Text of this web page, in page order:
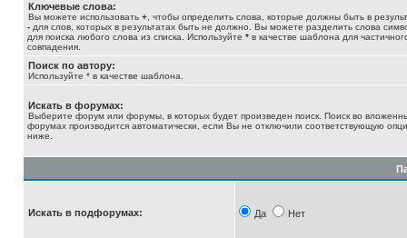
Ключевые слова:
Вы можете использовать + , чтобы определить слова, которые должны быть в
- для слов, которых в результатах быть не должно. Вы можете разделить слова
для поиска любого слова из списка. Используйте * в качестве шаблона для
совпадения.
Поиск по автору:
Используйте * в качестве шаблона.
Искать в форумах:
Выберите форум или форумы, в которых будет произведен поиск. Поиск во
форумах производится автоматически, если Вы не отключили соответствующую
ниже.
Искать в подфорумах: Да Нет